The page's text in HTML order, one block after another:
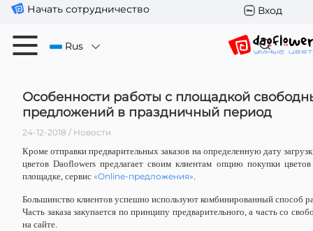
Начать сотрудничество Вход
Rus
Особенности работы с площадкой
предложений в праздничный период
24-12-2018 / Новости
Кроме отправки предварительных заказов на определенную дату
цветов Daoflowers предлагает своим клиентам опцию покупки
площадке, сервис «Online-предложения».
Большинство клиентов успешно используют комбинированный способ
Часть заказа закупается по принципу предварительного, а часть со
на сайте.